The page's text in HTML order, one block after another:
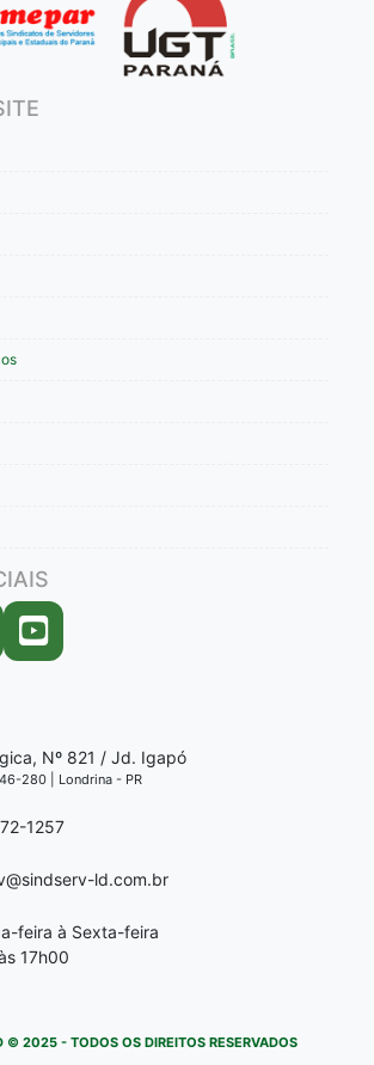
Nº 821 / Jd. Igapó
280 | Londrina - PR
1257
ld.com.br
feira à Sexta-feira
17h00
© 2025 - TODOS OS DIREITOS RESERVADOS